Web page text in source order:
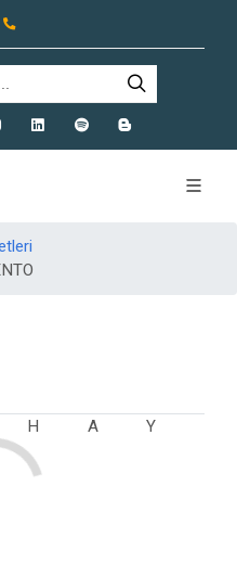
InstagramLinkedinSpotify
H A Y